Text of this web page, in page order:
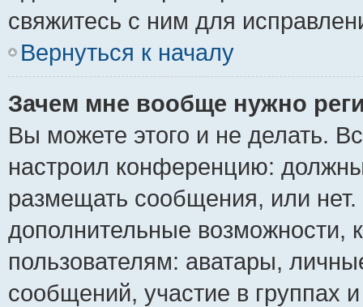
свяжитесь с ним для
Вернуться к началу
Зачем мне вообще нужно
Вы можете этого и не делать.
настроил конференцию:
размещать сообщения, или
дополнительные
пользователям: аватары,
сообщений, участие в группах